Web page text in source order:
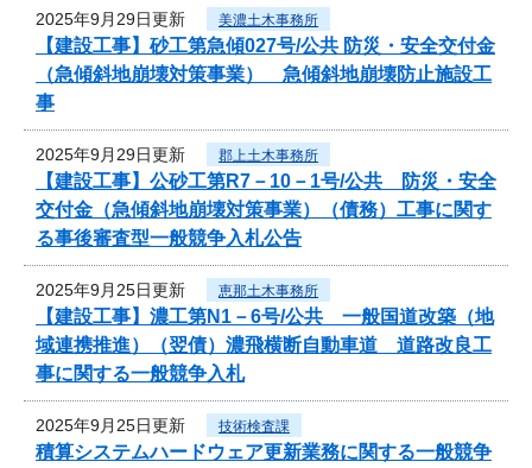
2025年9月29日更新 美濃土木事務所
【建設工事】砂工第急傾027号/公共 防災・安全交付金
（急傾斜地崩壊対策事業） 急傾斜地崩壊防止施設工
事
2025年9月29日更新 郡上土木事務所
【建設工事】公砂工第R7－10－1号/公共 防災・安全
交付金（急傾斜地崩壊対策事業）（債務）工事に関す
る事後審査型一般競争入札公告
2025年9月25日更新 恵那土木事務所
【建設工事】濃工第N1－6号/公共 一般国道改築（地
域連携推進）（翌債）濃飛横断自動車道 道路改良工
事に関する一般競争入札
2025年9月25日更新 技術検査課
積算システムハードウェア更新業務に関する一般競争